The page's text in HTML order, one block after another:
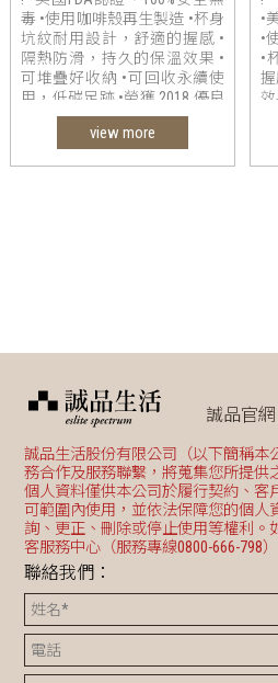
毒 •使用咖啡殼再生製造 •杯身
坑紋耐用設計，舒適的握感 •
隔熱防滑，持久的保溫效果 •
可堆疊好收納 •可回收永續使
用，低碳足跡 •榮獲 2018 優良
設計奬
view more
•
•
•
誠品官網
誠品生活股份有限公司（以下簡稱本
務合作及服務聯繫，將蒐集您所提供
個人資料僅供本公司於履行契約、客
可範圍內使用，並依法保障您的個人
詢、更正、刪除或停止使用等權利。
客服務中心（服務專線0800-666-798）
聯絡我們：